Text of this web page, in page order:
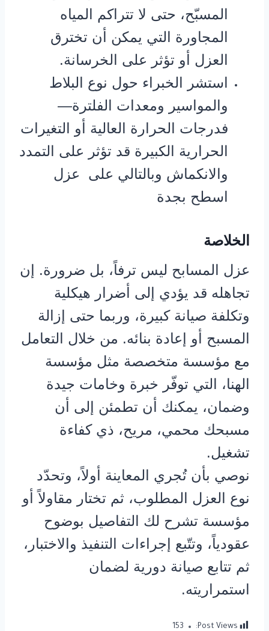
المسبّح، حتى لا تتراكم المياه
المجاورة التي يمكن أن تخترق
العزل أو تؤثر على الخرسانة.
استشر الخبراء حول نوع البلاط
والمواسير ومعدات الفلترة—
فدرجات الحرارة العالية أو التغيرات
الحرارية الكبيرة قد تؤثر على التمدد
والانكماش وبالتالي على عزل
اسطح بجدة
الخلاصة
عزل المسابح ليس ترفاً، بل ضرورة. إن
تجاهله قد يؤدي إلى أضرار هيكلية
وتكلفة صيانة كبيرة، وربما حتى إزالة
المسبح أو إعادة بنائه. من خلال التعامل
مع مؤسسة متخصصة مثل مؤسسة
الهنا، التي توفّر خبرة وخامات جيدة
وضمان، يمكنك أن تطمئن إلى أن
مسبحك محمي، مريح، ذي كفاءة
تشغيل.
نوصي بأن تُجري المعاينة أولاً، وتحدّد
نوع العزل المطلوب، ثم تختار مقاولاً أو
مؤسسة تشرح لك التفاصيل بوضوح
عقودياً، وتتّبع إجراءات التنفيذ والاختبار،
ثم تتابع صيانة دورية لضمان
استمراريته.
Post Views:
153